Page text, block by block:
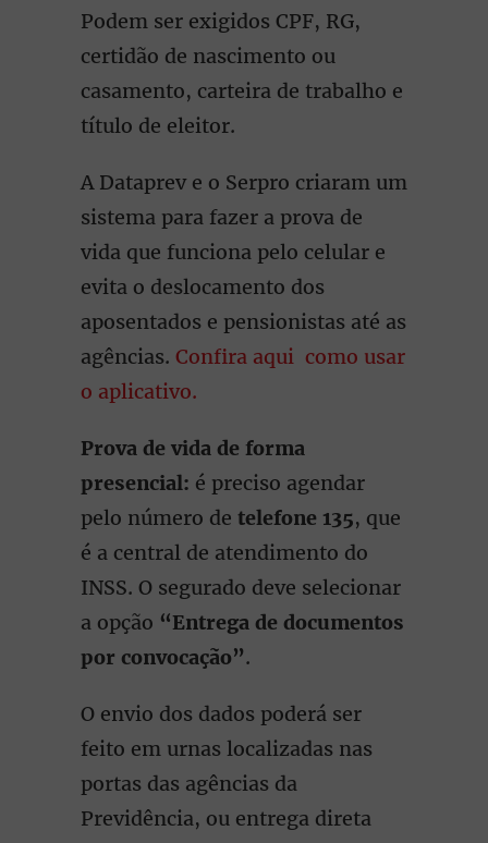
Podem ser exigidos CPF, RG,
certidão de nascimento ou
casamento, carteira de trabalho e
título de eleitor.
A Dataprev e o Serpro criaram um
sistema para fazer a prova de
vida que funciona pelo celular e
evita o deslocamento dos
aposentados e pensionistas até as
agências. Confira aqui como usar
o aplicativo.
Prova de vida de forma
presencial: é preciso agendar
pelo número de telefone 135, que
é a central de atendimento do
INSS. O segurado deve selecionar
a opção “Entrega de documentos
por convocação”.
O envio dos dados poderá ser
feito em urnas localizadas nas
portas das agências da
Previdência, ou entrega direta